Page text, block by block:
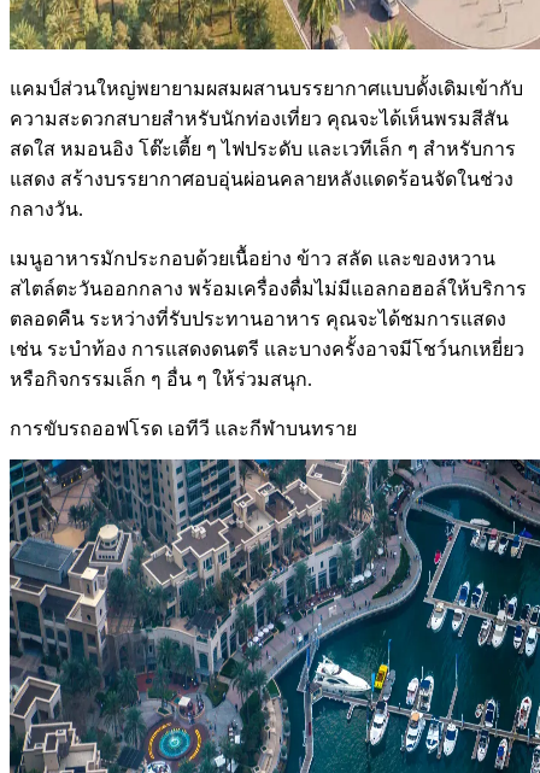
แคมป์ส่วนใหญ่พยายามผสมผสานบรรยากาศแบบดั้งเดิมเข้ากับ
ความสะดวกสบายสำหรับนักท่องเที่ยว คุณจะได้เห็นพรมสีสัน
สดใส หมอนอิง โต๊ะเตี้ย ๆ ไฟประดับ และเวทีเล็ก ๆ สำหรับการ
แสดง สร้างบรรยากาศอบอุ่นผ่อนคลายหลังแดดร้อนจัดในช่วง
กลางวัน.
เมนูอาหารมักประกอบด้วยเนื้อย่าง ข้าว สลัด และของหวาน
สไตล์ตะวันออกกลาง พร้อมเครื่องดื่มไม่มีแอลกอฮอล์ให้บริการ
ตลอดคืน ระหว่างที่รับประทานอาหาร คุณจะได้ชมการแสดง
เช่น ระบำท้อง การแสดงดนตรี และบางครั้งอาจมีโชว์นกเหยี่ยว
หรือกิจกรรมเล็ก ๆ อื่น ๆ ให้ร่วมสนุก.
การขับรถออฟโรด เอทีวี และกีฬาบนทราย